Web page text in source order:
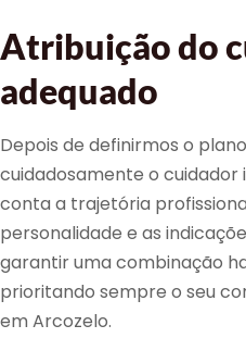
Atribuição do
adequado
Depois de definirmos o
cuidadosamente o cuidador
conta a trajetória
personalidade e as
garantir uma combinação
prioritando sempre o seu
em Arcozelo.